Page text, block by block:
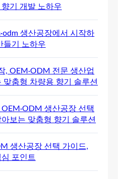
기 개발 노하우
생산공장에서 시작하
들기 노하우
, OEM·ODM 전문 생산업
맞춤형 차량용 향기 솔루션
생산공장 선택
보는 맞춤형 향기 솔루션
생산공장 선택 가이드,
포인트